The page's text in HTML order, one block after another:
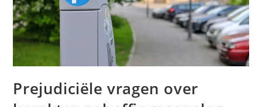
Prejudiciële vragen over